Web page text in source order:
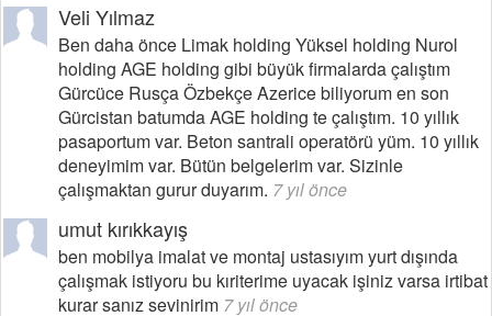
Veli Yılmaz
Ben daha önce Limak holding Yüksel holding Nurol
holding AGE holding gibi büyük firmalarda çalıştım
Gürcüce Rusça Özbekçe Azerice biliyorum en son
Gürcistan batumda AGE holding te çalıştım. 10 yıllık
pasaportum var. Beton santrali operatörü yüm. 10 yıllık
deneyimim var. Bütün belgelerim var. Sizinle
çalışmaktan gurur duyarım. 7 yıl önce
umut kırıkkayış
ben mobilya imalat ve montaj ustasıyım yurt dışında
çalışmak istiyoru bu kıriterime uyacak işiniz varsa irtibat
kurar sanız sevinirim 7 yıl önce